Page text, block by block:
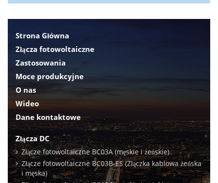
Strona Główna
Złącza fotowoltaiczne
Zastosowania
Moce produkcyjne
O nas
Wideo
Dane kontaktowe
Złącza DC
Złącze fotowoltaiczne BC03A (męskie i żeńskie)
Złącze fotowoltaiczne BC03B-ES (Złączka kablowa żeńska
i męska)